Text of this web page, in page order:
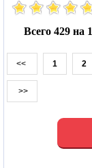
Всего 429 на
<< 1 2
>>